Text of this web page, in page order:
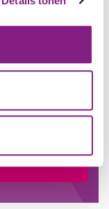
wil je